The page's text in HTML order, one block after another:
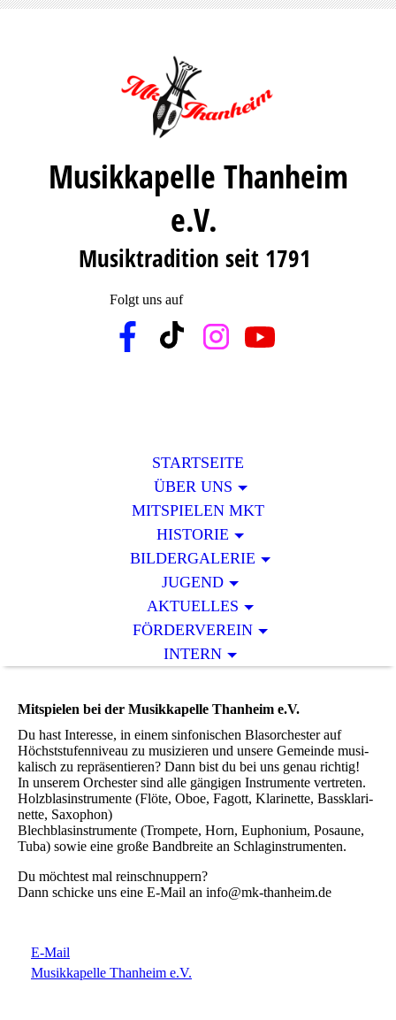
Musikkapelle Thanheim
e.V.
Musiktradition seit 1791
Folgt uns auf
STARTSEITE
ÜBER UNS
MITSPIELEN MKT
HISTORIE
BILDERGALERIE
JUGEND
AKTUELLES
FÖRDERVEREIN
INTERN
Mitspielen bei der Musikkapelle Thanheim e.V.
Du hast Interesse, in einem sin­fo­ni­schen Blas­or­ches­ter auf
Höchst­stu­fen­ni­veau zu mu­si­zie­ren und unsere Gemeinde mu­si­
ka­lisch zu re­prä­sen­tie­ren? Dann bist du bei uns ge­nau rich­tig!
In unserem Or­ches­ter sind al­le gän­gi­gen Instrumente vertreten.
Holz­blas­in­stru­men­te (Flö­te, Oboe, Fa­gott, Kla­ri­net­te, Bass­kla­ri­
net­te, Sa­xo­phon)
Blech­blas­in­stru­men­te (Trom­pe­te, Horn, Eu­pho­nium, Po­sau­ne,
Tu­ba) so­wie eine große Bandbreite an Schlag­in­stru­men­ten.
Du möchtest mal rein­schnup­pern?
Dann schicke uns eine E-Mail an info@mk-thanheim.de
E-Mail
Musikkapelle Thanheim e.V.